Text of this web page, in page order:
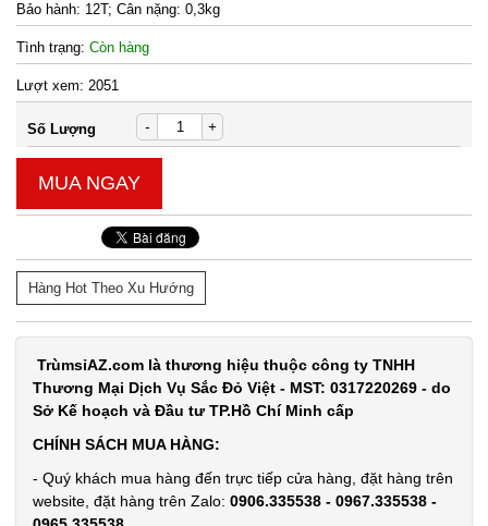
Bảo hành: 12T; Cân nặng: 0,3kg
Tình trạng: Còn hàng
Lượt xem: 2051
Số Lượng - +
MUA NGAY
Hàng Hot Theo Xu Hướng
TrùmsỉAZ.com là thương hiệu thuộc công ty TNHH
Thương Mại Dịch Vụ Sắc Đỏ Việt - MST: 0317220269 - do
Sở Kế hoạch và Đầu tư TP.Hồ Chí Minh cấp
CHÍNH SÁCH MUA HÀNG:
- Quý khách mua hàng đến trực tiếp cửa hàng, đặt hàng trên
website, đặt hàng trên Zalo: 0906.335538 - 0967.335538 -
0,3kg
Đặt
chống trộm
cửa
MÃ
SP: